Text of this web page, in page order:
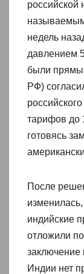
российской
недель
давлением
были
РФ)
тарифов до
готовясь
После
индийские
отложили
заключение
Индии нет